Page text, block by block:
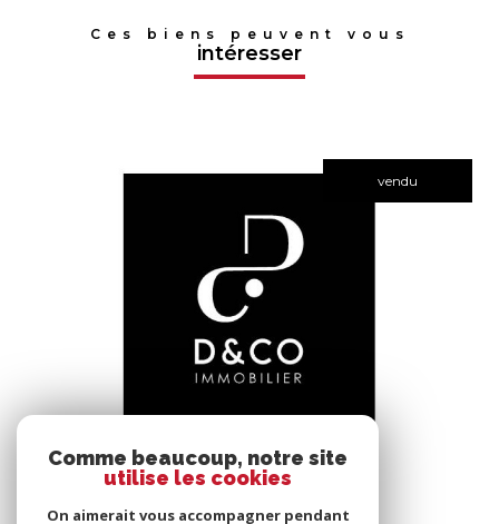
Ces biens peuvent vous
intéresser
vendu
voir le bien
Bâgé-le-Châtel (01380)
Comme beaucoup, notre site
utilise les cookies
On aimerait vous accompagner pendant